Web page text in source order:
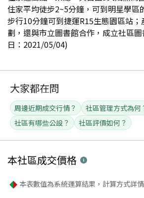
住家平均徒步2~5分鐘，可到明星學區
步行10分鐘可到捷運R15生態園區站
劃，還與市立圖書館合作，成立社區
日：2021/05/04)
大家都在問
周邊近期成交行情？
社區管理方式為何
社區有哪些公設？
社區評價如何？
本社區成交價格
本表數值為系統運算結果，計算方式詳